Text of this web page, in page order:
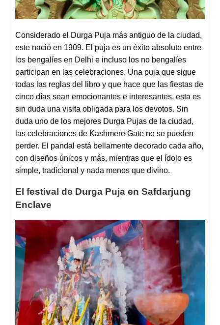
Considerado el Durga Puja más antiguo de la ciudad,
este nació en 1909. El puja es un éxito absoluto entre
los bengalíes en Delhi e incluso los no bengalíes
participan en las celebraciones. Una puja que sigue
todas las reglas del libro y que hace que las fiestas de
cinco días sean emocionantes e interesantes, esta es
sin duda una visita obligada para los devotos. Sin
duda uno de los mejores Durga Pujas de la ciudad,
las celebraciones de Kashmere Gate no se pueden
perder. El pandal está bellamente decorado cada año,
con diseños únicos y más, mientras que el ídolo es
simple, tradicional y nada menos que divino.
El festival de Durga Puja en Safdarjung
Enclave